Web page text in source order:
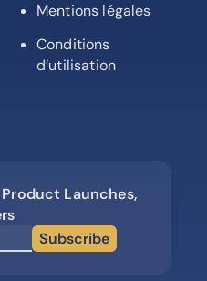
Mentions légales
Conditions
d’utilisation
Launches,
Subscribe